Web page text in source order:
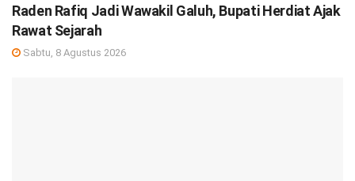
Raden Rafiq Jadi Wawakil Galuh, Bupati Herdiat Ajak
Rawat Sejarah
Sabtu, 8 Agustus 2026